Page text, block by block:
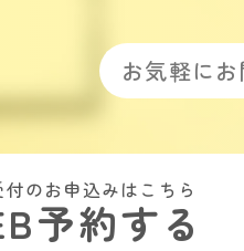
お気軽に
のお申込みはこちら
予約する